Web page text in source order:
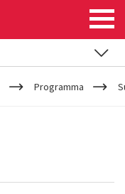
Programma